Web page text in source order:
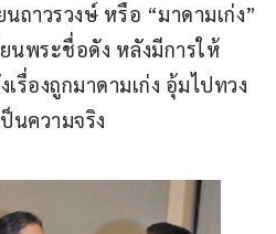
ถาวรวงษ์ หรือ “มาดามเก่ง”
นพระชื่อดัง หลังมีการให้
รื่องถูกมาดามเก่ง อุ้มไปทวง
นความจริง